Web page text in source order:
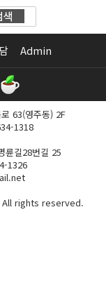
Admin
63(영주동) 2F
1318
륜길28번길 25
1326
All rights reserved.